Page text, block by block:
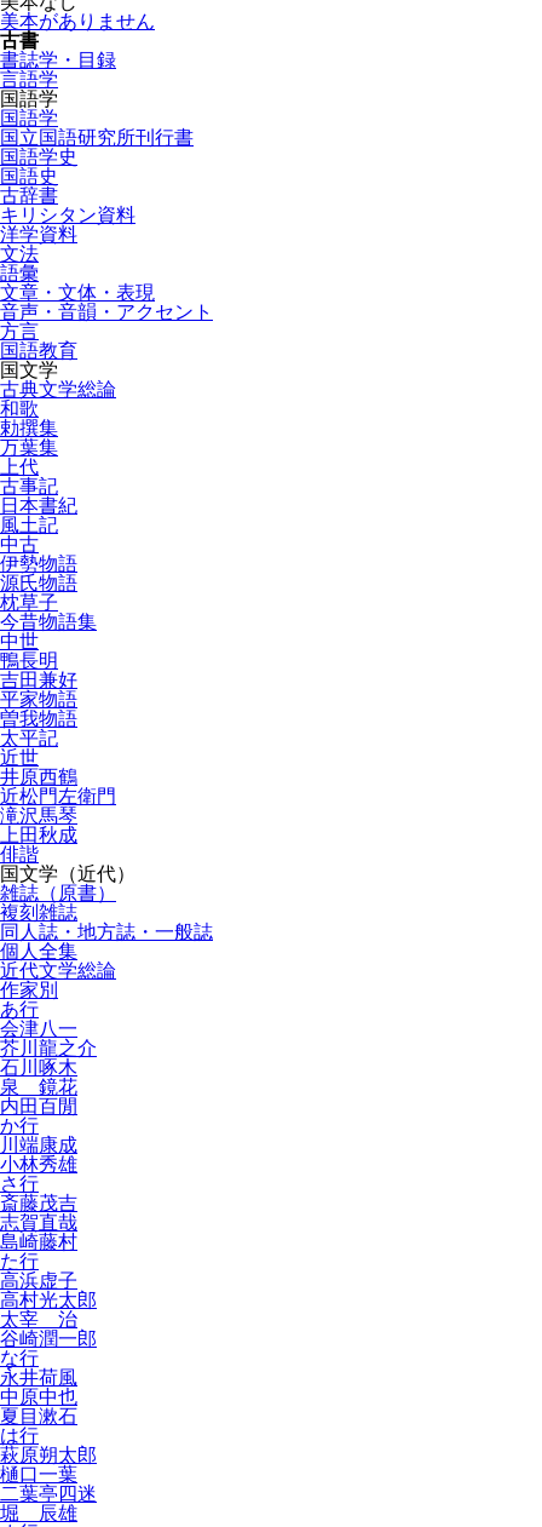
美本がありません
古書
書誌学・目録
言語学
国語学
国語学
国立国語研究所刊行書
国語学史
国語史
古辞書
キリシタン資料
洋学資料
文法
語彙
文章・文体・表現
音声・音韻・アクセント
方言
国語教育
国文学
古典文学総論
和歌
勅撰集
万葉集
上代
古事記
日本書紀
風土記
中古
伊勢物語
源氏物語
枕草子
今昔物語集
中世
鴨長明
吉田兼好
平家物語
曽我物語
太平記
近世
井原西鶴
近松門左衛門
滝沢馬琴
上田秋成
俳諧
国文学（近代）
雑誌（原書）
複刻雑誌
同人誌・地方誌・一般誌
個人全集
近代文学総論
作家別
あ行
会津八一
芥川龍之介
石川啄木
泉 鏡花
内田百閒
か行
川端康成
小林秀雄
さ行
斎藤茂吉
志賀直哉
島崎藤村
た行
高浜虚子
高村光太郎
太宰 治
谷崎潤一郎
な行
永井荷風
中原中也
夏目漱石
は行
萩原朔太郎
樋口一葉
二葉亭四迷
堀 辰雄